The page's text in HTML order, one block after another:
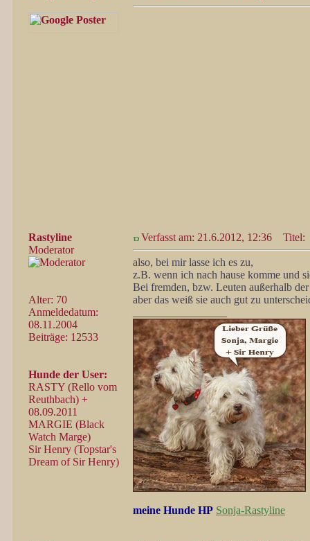
Rastyline
Moderator
Alter: 70
Anmeldedatum:
08.11.2004
Beiträge: 12533
Hunde der User:
RASTY (Rello vom
Reuthbach) +
08.09.2011
MARGIE (Black
Watch Marge)
Sir Henry (Topstar's
Dream of Sir Henry)
Verfasst am: 21.6.2012, 12:36 Titel:
also, bei mir lasse ich es zu,
z.B. wenn ich nach hause komme und
Bei fremden, bzw. Leuten außerhalb
aber das weiß sie auch gut zu
meine Hunde HP Sonja-Rastyline